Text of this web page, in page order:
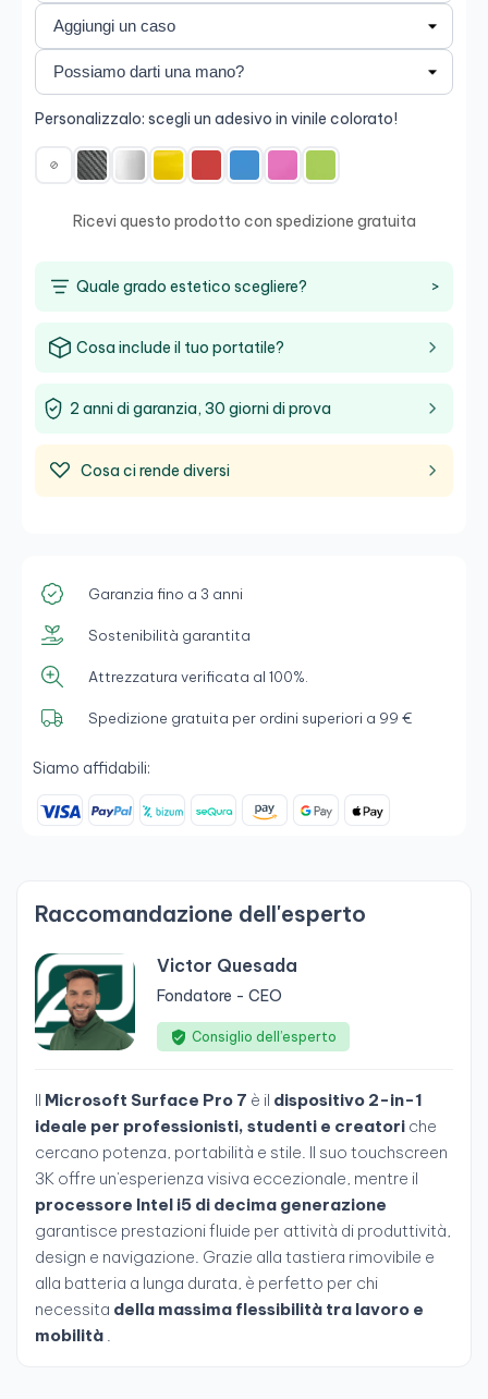
Personalizzalo: scegli un adesivo in vinile colorato!
Ricevi questo prodotto con spedizione gratuita
Quale grado estetico scegliere? >
Cosa include il tuo portatile?
2 anni di garanzia, 30 giorni di prova
Cosa ci rende diversi
Garanzia fino a 3 anni
Sostenibilità garantita
Attrezzatura verificata al 100%.
Spedizione gratuita per ordini superiori a 99 €
Siamo affidabili:
Raccomandazione dell'esperto
Victor Quesada
Fondatore - CEO
Consiglio dell’esperto
Il Microsoft Surface Pro 7 è il dispositivo 2-in-1
ideale per professionisti, studenti e creatori che
cercano potenza, portabilità e stile. Il suo touchscreen
3K offre un'esperienza visiva eccezionale, mentre il
processore Intel i5 di decima generazione
garantisce prestazioni fluide per attività di produttività,
design e navigazione. Grazie alla tastiera rimovibile e
alla batteria a lunga durata, è perfetto per chi
necessita della massima flessibilità tra lavoro e
mobilità .